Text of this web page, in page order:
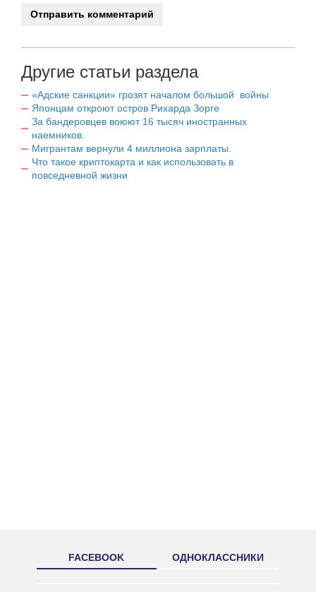
Другие статьи раздела
«Адские санкции» грозят началом большой войны
Японцам откроют остров Рихарда Зорге
За бандеровцев воюют 16 тысяч иностранных
наемников.
Мигрантам вернули 4 миллиона зарплаты.
Что такое криптокарта и как использовать в
повседневной жизни
FACEBOOK ОДНОКЛАССНИКИ